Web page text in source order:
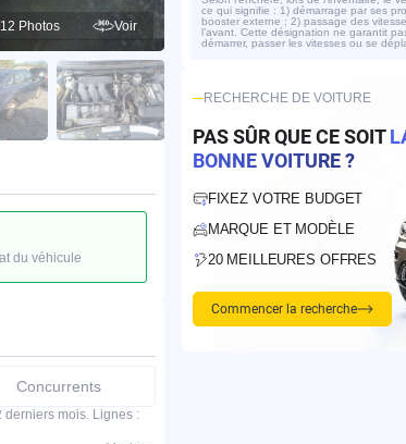
12 Photos Voir
du véhicule
Concurrents
derniers mois. Lignes :
ce qui signifie : 1) démarrage par ses
booster externe ; 2) passage des
l’avant. Cette désignation ne garantit
démarrer, passer les vitesses ou se
RECHERCHE DE VOITURE
PAS SÛR QUE CE SOIT
BONNE VOITURE ?
FIXEZ VOTRE BUDGET
MARQUE ET MODÈLE
20 MEILLEURES OFFRES
Commencer la recherche